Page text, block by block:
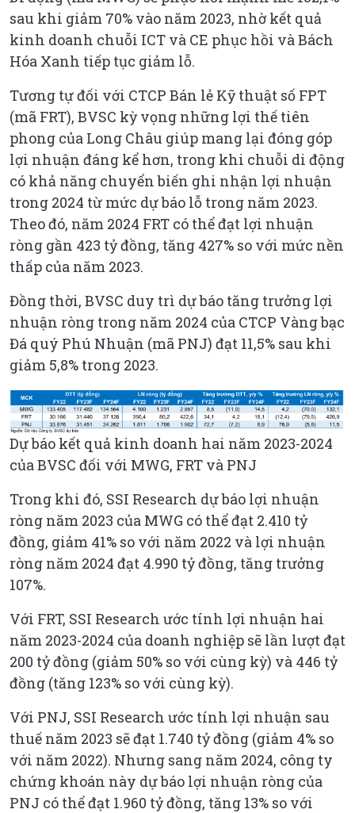
sau khi giảm 70% vào năm 2023, nhờ kết quả
kinh doanh chuỗi ICT và CE phục hồi và Bách
Hóa Xanh tiếp tục giảm lỗ.
Tương tự đối với CTCP Bán lẻ Kỹ thuật số FPT
(mã FRT), BVSC kỳ vọng những lợi thế tiên
phong của Long Châu giúp mang lại đóng góp
lợi nhuận đáng kể hơn, trong khi chuỗi di động
có khả năng chuyển biến ghi nhận lợi nhuận
trong 2024 từ mức dự báo lỗ trong năm 2023.
Theo đó, năm 2024 FRT có thể đạt lợi nhuận
ròng gần 423 tỷ đồng, tăng 427% so với mức nền
thấp của năm 2023.
Đồng thời, BVSC duy trì dự báo tăng trưởng lợi
nhuận ròng trong năm 2024 của CTCP Vàng bạc
Đá quý Phú Nhuận (mã PNJ) đạt 11,5% sau khi
giảm 5,8% trong 2023.
Dự báo kết quả kinh doanh hai năm 2023-2024
của BVSC đối với MWG, FRT và PNJ
Trong khi đó, SSI Research dự báo lợi nhuận
ròng năm 2023 của MWG có thể đạt 2.410 tỷ
đồng, giảm 41% so với năm 2022 và lợi nhuận
ròng năm 2024 đạt 4.990 tỷ đồng, tăng trưởng
107%.
Với FRT, SSI Research ước tính lợi nhuận hai
năm 2023-2024 của doanh nghiệp sẽ lần lượt đạt
200 tỷ đồng (giảm 50% so với cùng kỳ) và 446 tỷ
đồng (tăng 123% so với cùng kỳ).
Với PNJ, SSI Research ước tính lợi nhuận sau
thuế năm 2023 sẽ đạt 1.740 tỷ đồng (giảm 4% so
với năm 2022). Nhưng sang năm 2024, công ty
chứng khoán này dự báo lợi nhuận ròng của
PNJ có thể đạt 1.960 tỷ đồng, tăng 13% so với